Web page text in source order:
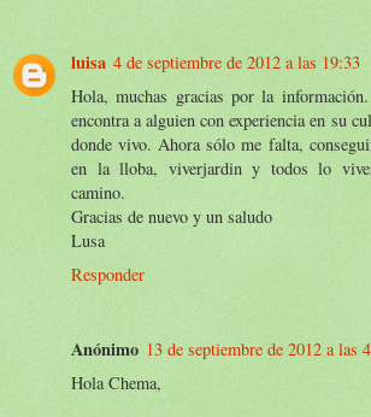
luisa 4 de septiembre de 2012 a las 19:33
Hola, muchas gracias por la
encontra a alguien con experiencia en su
donde vivo. Ahora sólo me falta,
en la lloba, viverjardin y todos lo
camino.
Gracias de nuevo y un saludo
Lusa
Responder
Anónimo 13 de septiembre de 2012 a las
Hola Chema,